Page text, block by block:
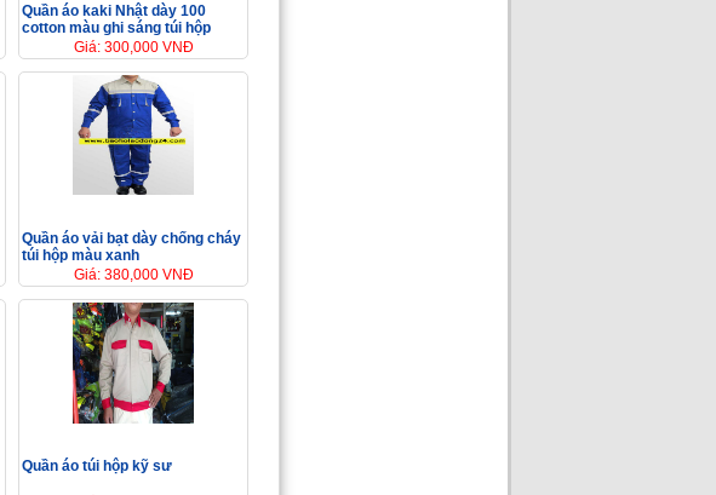
Quần áo kaki Nhật dày 100
cotton màu ghi sáng túi hộp
Giá: 300,000 VNĐ
Quần áo vải bạt dày chống cháy
túi hộp màu xanh
Giá: 380,000 VNĐ
Quần áo túi hộp kỹ sư